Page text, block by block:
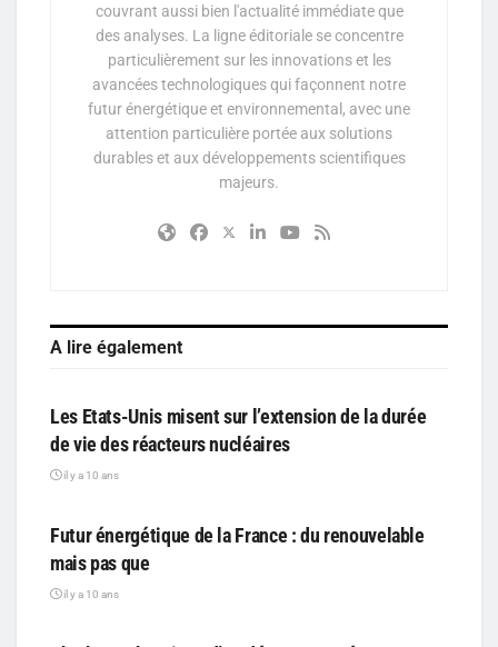
couvrant aussi bien l'actualité immédiate que
des analyses. La ligne éditoriale se concentre
particulièrement sur les innovations et les
avancées technologiques qui façonnent notre
futur énergétique et environnemental, avec une
attention particulière portée aux solutions
durables et aux développements scientifiques
majeurs.
A lire également
Les Etats-Unis misent sur l’extension de la durée
de vie des réacteurs nucléaires
il y a 10 ans
Futur énergétique de la France : du renouvelable
mais pas que
il y a 10 ans